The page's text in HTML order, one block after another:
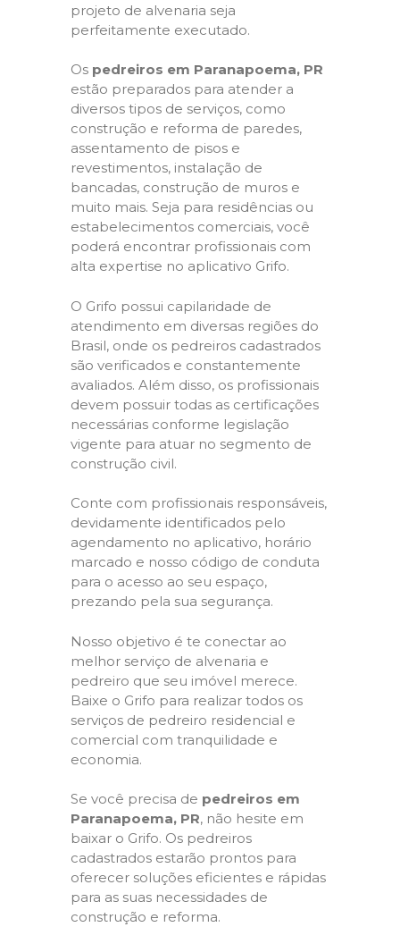
projeto de alvenaria seja
perfeitamente executado.
Os pedreiros em Paranapoema, PR
estão preparados para atender a
diversos tipos de serviços, como
construção e reforma de paredes,
assentamento de pisos e
revestimentos, instalação de
bancadas, construção de muros e
muito mais. Seja para residências ou
estabelecimentos comerciais, você
poderá encontrar profissionais com
alta expertise no aplicativo Grifo.
O Grifo possui capilaridade de
atendimento em diversas regiões do
Brasil, onde os pedreiros cadastrados
são verificados e constantemente
avaliados. Além disso, os profissionais
devem possuir todas as certificações
necessárias conforme legislação
vigente para atuar no segmento de
construção civil.
Conte com profissionais responsáveis,
devidamente identificados pelo
agendamento no aplicativo, horário
marcado e nosso código de conduta
para o acesso ao seu espaço,
prezando pela sua segurança.
Nosso objetivo é te conectar ao
melhor serviço de alvenaria e
pedreiro que seu imóvel merece.
Baixe o Grifo para realizar todos os
serviços de pedreiro residencial e
comercial com tranquilidade e
economia.
Se você precisa de pedreiros em
Paranapoema, PR, não hesite em
baixar o Grifo. Os pedreiros
cadastrados estarão prontos para
oferecer soluções eficientes e rápidas
para as suas necessidades de
construção e reforma.